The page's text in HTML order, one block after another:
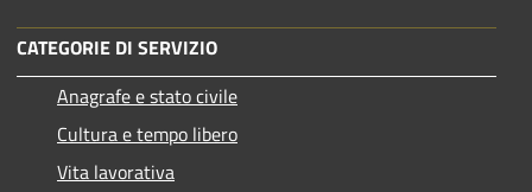
CATEGORIE DI SERVIZIO
Anagrafe e stato civile
Cultura e tempo libero
Vita lavorativa